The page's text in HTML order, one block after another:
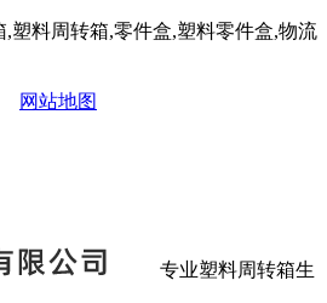
塑料周转箱,零件盒,塑料零件盒,物流
网站地图
专业塑料周转箱生